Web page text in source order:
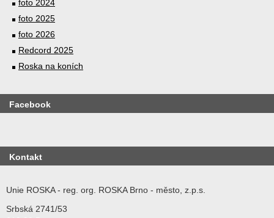
foto 2024
foto 2025
foto 2026
Redcord 2025
Roska na koních
Facebook
Kontakt
Unie ROSKA - reg. org. ROSKA Brno - město, z.p.s.
Srbská 2741/53